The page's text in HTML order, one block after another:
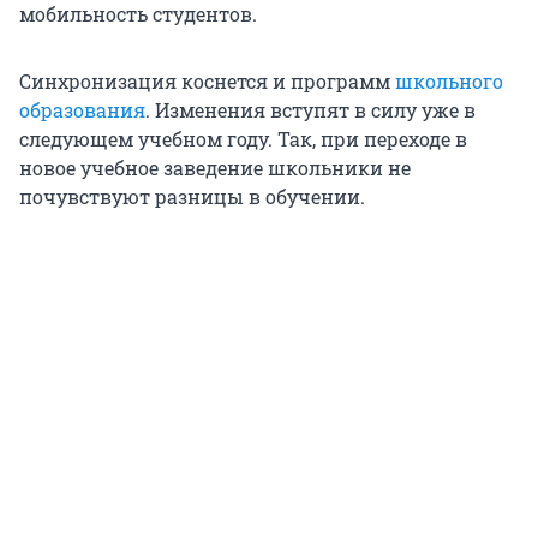
мобильность студентов.
Синхронизация коснется и программшкольного
образования. Изменения вступят в силу уже в
следующем учебном году. Так, при переходе в
новое учебное заведение школьники не
почувствуют разницы в обучении.